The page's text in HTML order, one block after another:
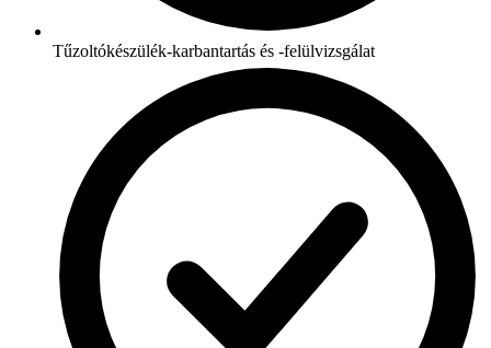
Tűzoltókészülék-karbantartás és -felülvizsgálat